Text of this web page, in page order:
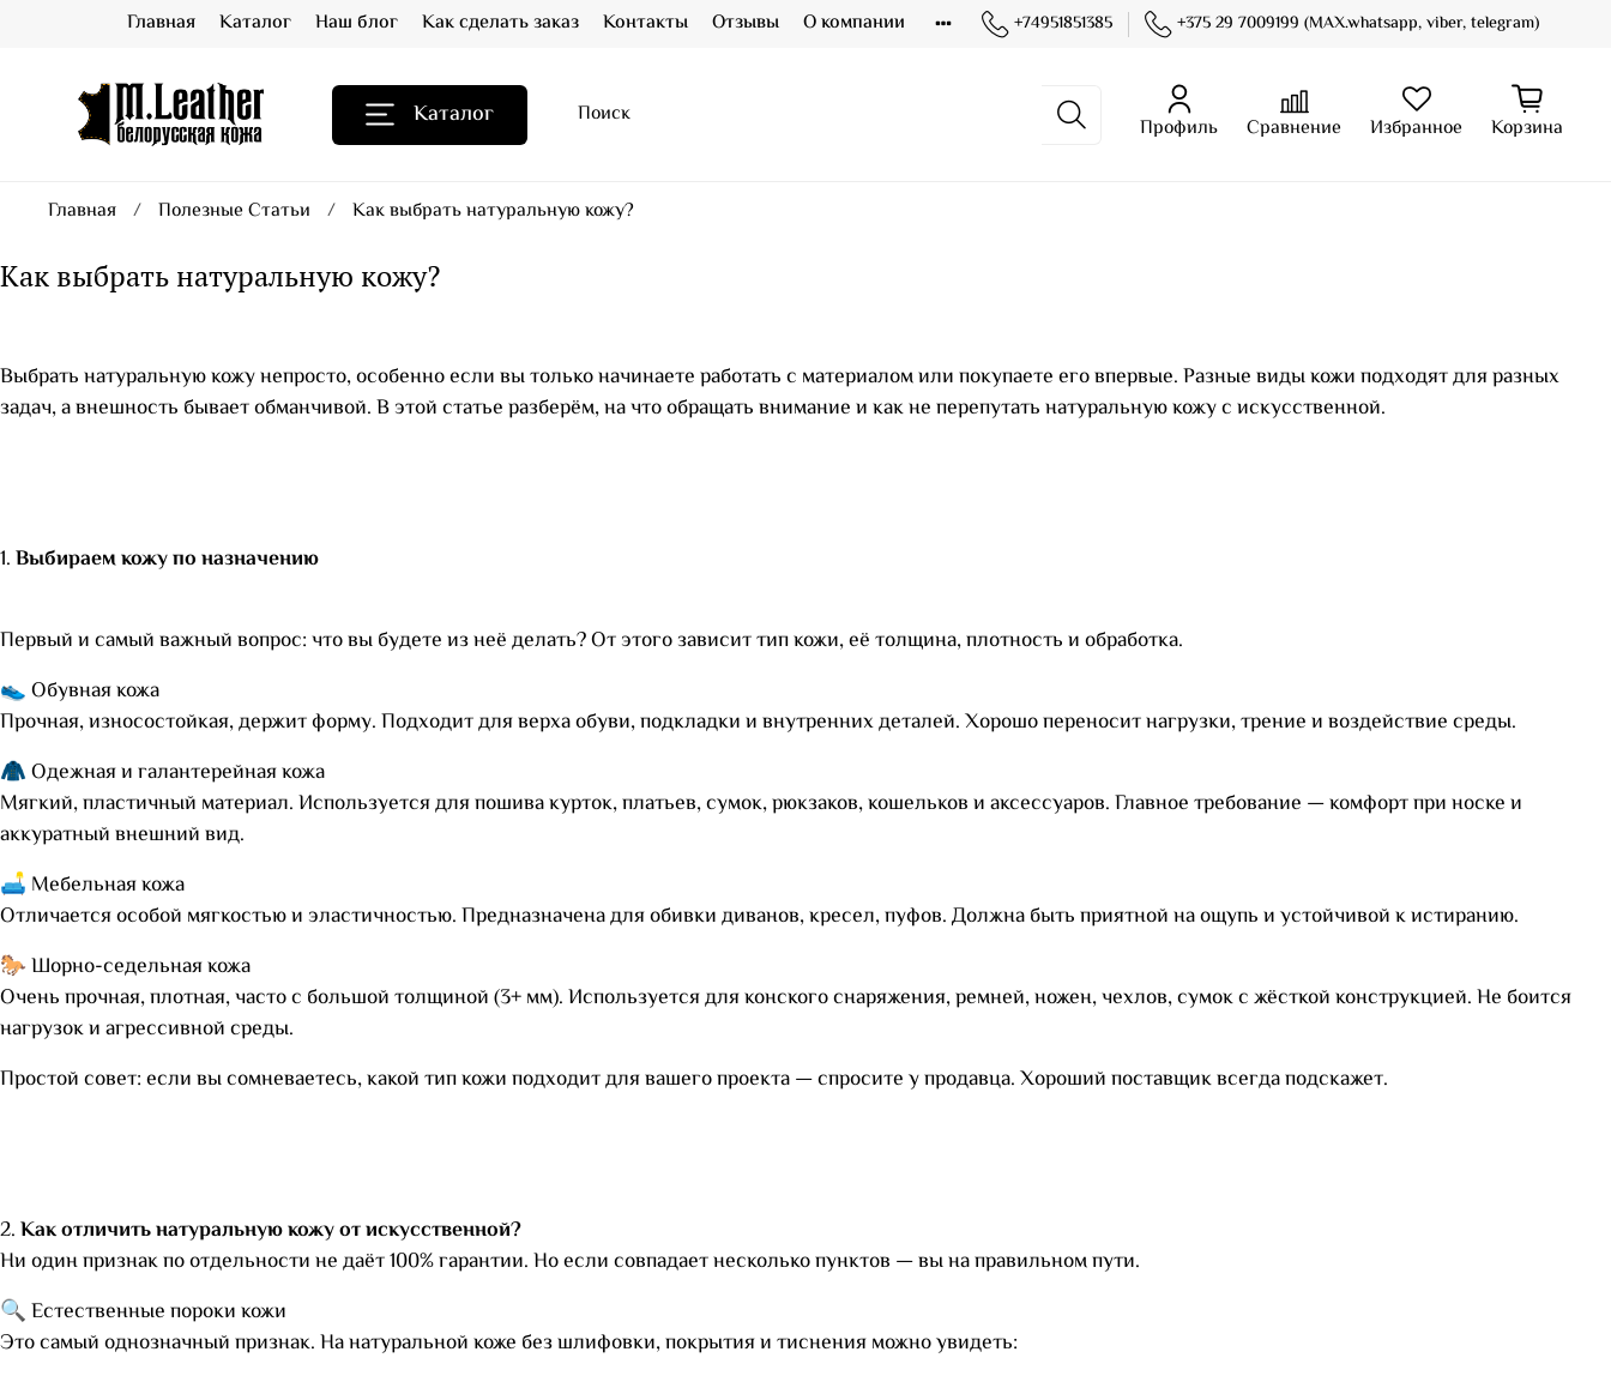
Главная Каталог Наш блог Как сделать заказ Контакты Отзывы О компании +74951851385 +375 29 7009199 (MAX.whatsapp, viber, telegram)
Каталог Профиль Сравнение Избранное Корзина
Главная Полезные Статьи Как выбрать натуральную кожу?
Как выбрать натуральную кожу?
Выбрать натуральную кожу непросто, особенно если вы только начинаете работать с материалом или покупаете его впервые. Разные виды кожи подходят для разных
задач, а внешность бывает обманчивой. В этой статье разберём, на что обращать внимание и как не перепутать натуральную кожу с искусственной.
1.Выбираем кожу по назначению
Первый и самый важный вопрос: что вы будете из неё делать? От этого зависит тип кожи, её толщина, плотность и обработка.
👟 Обувная кожа
Прочная, износостойкая, держит форму. Подходит для верха обуви, подкладки и внутренних деталей. Хорошо переносит нагрузки, трение и воздействие среды.
🧥 Одежная и галантерейная кожа
Мягкий, пластичный материал. Используется для пошива курток, платьев, сумок, рюкзаков, кошельков и аксессуаров. Главное требование — комфорт при носке и
аккуратный внешний вид.
🛋 Мебельная кожа
Отличается особой мягкостью и эластичностью. Предназначена для обивки диванов, кресел, пуфов. Должна быть приятной на ощупь и устойчивой к истиранию.
🐎 Шорно-седельная кожа
Очень прочная, плотная, часто с большой толщиной (3+ мм). Используется для конского снаряжения, ремней, ножен, чехлов, сумок с жёсткой конструкцией. Не боится
нагрузок и агрессивной среды.
Простой совет: если вы сомневаетесь, какой тип кожи подходит для вашего проекта — спросите у продавца. Хороший поставщик всегда подскажет.
2.Как отличить натуральную кожу от искусственной?
Ни один признак по отдельности не даёт 100% гарантии. Но если совпадает несколько пунктов — вы на правильном пути.
🔍 Естественные пороки кожи
Это самый однозначный признак. На натуральной коже без шлифовки, покрытия и тиснения можно увидеть: